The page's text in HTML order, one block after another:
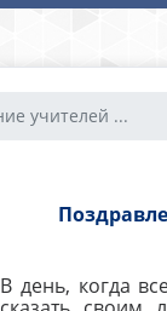
учителей ...
В день, когда